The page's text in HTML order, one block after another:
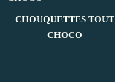
CHOUQUETTES TOUT
CHOCO